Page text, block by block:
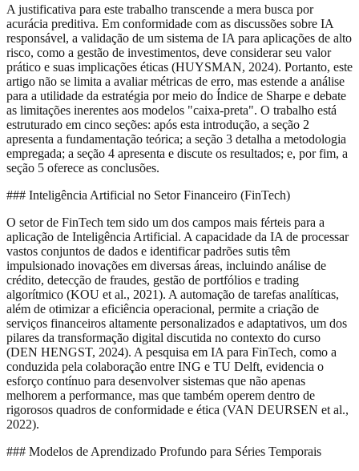
A justificativa para este trabalho transcende a mera busca por
acurácia preditiva. Em conformidade com as discussões sobre IA
responsável, a validação de um sistema de IA para aplicações de alto
risco, como a gestão de investimentos, deve considerar seu valor
prático e suas implicações éticas (HUYSMAN, 2024). Portanto, este
artigo não se limita a avaliar métricas de erro, mas estende a análise
para a utilidade da estratégia por meio do Índice de Sharpe e debate
as limitações inerentes aos modelos "caixa-preta". O trabalho está
estruturado em cinco seções: após esta introdução, a seção 2
apresenta a fundamentação teórica; a seção 3 detalha a metodologia
empregada; a seção 4 apresenta e discute os resultados; e, por fim, a
seção 5 oferece as conclusões.
### Inteligência Artificial no Setor Financeiro (FinTech)
O setor de FinTech tem sido um dos campos mais férteis para a
aplicação de Inteligência Artificial. A capacidade da IA de processar
vastos conjuntos de dados e identificar padrões sutis têm
impulsionado inovações em diversas áreas, incluindo análise de
crédito, detecção de fraudes, gestão de portfólios e trading
algorítmico (KOU et al., 2021). A automação de tarefas analíticas,
além de otimizar a eficiência operacional, permite a criação de
serviços financeiros altamente personalizados e adaptativos, um dos
pilares da transformação digital discutida no contexto do curso
(DEN HENGST, 2024). A pesquisa em IA para FinTech, como a
conduzida pela colaboração entre ING e TU Delft, evidencia o
esforço contínuo para desenvolver sistemas que não apenas
melhorem a performance, mas que também operem dentro de
rigorosos quadros de conformidade e ética (VAN DEURSEN et al.,
2022).
### Modelos de Aprendizado Profundo para Séries Temporais